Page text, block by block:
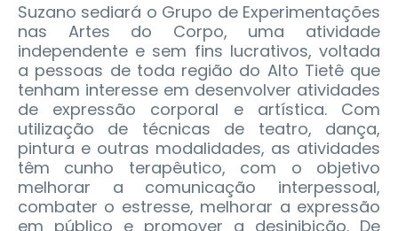
Suzano sediará o Grupo de Experimentações
nas Artes do Corpo, uma atividade
independente e sem fins lucrativos, voltada
a pessoas de toda região do Alto Tietê que
tenham interesse em desenvolver atividades
de expressão corporal e artística. Com
utilização de técnicas de teatro, dança,
pintura e outras modalidades, as atividades
têm cunho terapêutico, com o objetivo
melhorar a comunicação interpessoal,
combater o estresse, melhorar a expressão
em público e promover a desinibição. De